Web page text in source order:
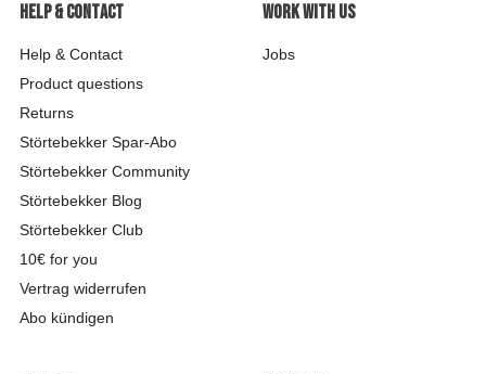
Help & contact
Help & Contact
Product questions
Returns
Störtebekker Spar-Abo
Störtebekker Community
Störtebekker Blog
Störtebekker Club
10€ for you
Vertrag widerrufen
Abo kündigen
Work with us
Jobs